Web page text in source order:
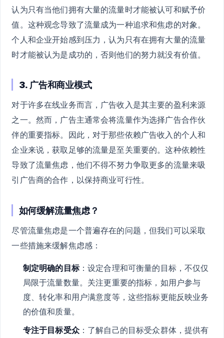
认为只有当他们拥有大量的流量时才能被认可和赋予价
值。这种观念导致了流量成为一种追求和焦虑的对象。
个人和企业开始感到压力，认为只有在拥有大量的流量
时才能被认为是成功的，否则他们的努力就没有价值。
3. 广告和商业模式
对于许多在线业务而言，广告收入是其主要的盈利来源
之一。然而，广告主通常会将流量作为选择广告合作伙
伴的重要指标。因此，对于那些依赖广告收入的个人和
企业来说，获取足够的流量是至关重要的。这种依赖性
导致了流量焦虑，他们不得不努力争取更多的流量来吸
引广告商的合作，以保持商业可行性。
如何缓解流量焦虑？
尽管流量焦虑是一个普遍存在的问题，但我们可以采取
一些措施来缓解焦虑感：
制定明确的目标：设定合理和可衡量的目标，不仅仅
局限于流量数量。关注更重要的指标，如用户参与
度、转化率和用户满意度等，这些指标更能反映业务
的价值和质量。
专注于目标受众：了解自己的目标受众群体，提供有